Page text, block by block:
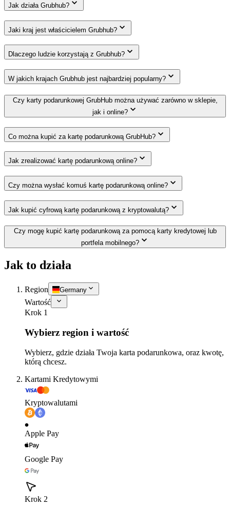
Jak działa Grubhub?
Jaki kraj jest właścicielem Grubhub?
Dlaczego ludzie korzystają z Grubhub?
W jakich krajach Grubhub jest najbardziej popularny?
Czy karty podarunkowej GrubHub można używać zarówno w sklepie,
jak i online?
Co można kupić za kartę podarunkową GrubHub?
Jak zrealizować kartę podarunkową online?
Czy można wysłać komuś kartę podarunkową online?
Jak kupić cyfrową kartę podarunkową z kryptowalutą?
Czy mogę kupić kartę podarunkową za pomocą karty kredytowej lub
portfela mobilnego?
Jak to działa
Region Germany
Wartość
Krok 1
Wybierz region i wartość
Wybierz, gdzie działa Twoja karta podarunkowa, oraz kwotę,
którą chcesz.
Kartami Kredytowymi
Kryptowalutami
Apple Pay
Google Pay
Krok 2